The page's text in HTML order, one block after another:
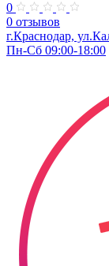
0
0 отзывов
г.Краснодар,
Пн-Сб 09:00-18:00